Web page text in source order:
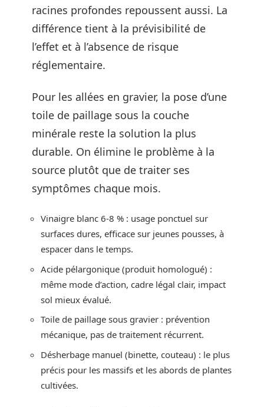
racines profondes repoussent aussi. La
différence tient à la prévisibilité de
l’effet et à l’absence de risque
réglementaire.
Pour les allées en gravier, la pose d’une
toile de paillage sous la couche
minérale reste la solution la plus
durable. On élimine le problème à la
source plutôt que de traiter ses
symptômes chaque mois.
Vinaigre blanc 6-8 % : usage ponctuel sur
surfaces dures, efficace sur jeunes pousses, à
espacer dans le temps.
Acide pélargonique (produit homologué) :
même mode d’action, cadre légal clair, impact
sol mieux évalué.
Toile de paillage sous gravier : prévention
mécanique, pas de traitement récurrent.
Désherbage manuel (binette, couteau) : le plus
précis pour les massifs et les abords de plantes
cultivées.